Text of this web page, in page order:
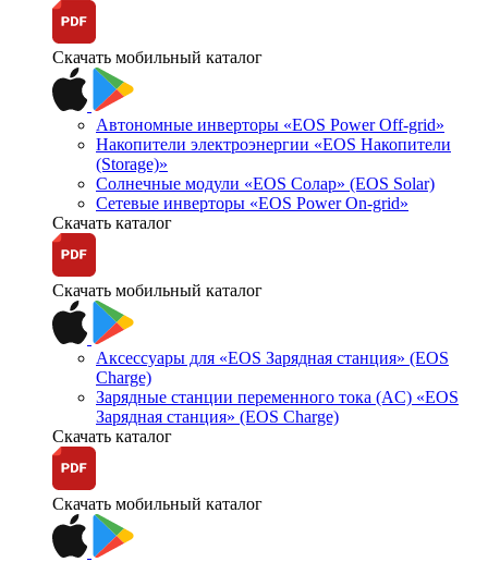
Скачать мобильный каталог
Автономные инверторы «EOS Power Off-grid»
Накопители электроэнергии «EOS Накопители
(Storage)»
Солнечные модули «EOS Солар» (EOS Solar)
Сетевые инверторы «EOS Power On-grid»
Скачать каталог
Скачать мобильный каталог
Аксессуары для «EOS Зарядная станция» (EOS
Charge)
Зарядные станции переменного тока (AC) «EOS
Зарядная станция» (EOS Charge)
Скачать каталог
Скачать мобильный каталог